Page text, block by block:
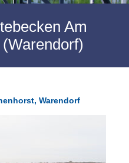
Am
Warendorf